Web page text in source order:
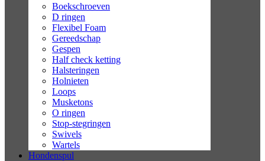
Boekschroeven
D ringen
Flexibel Foam
Gereedschap
Gespen
Half check ketting
Halsteringen
Holnieten
Loops
Musketons
O ringen
Stop-stegringen
Swivels
Wartels
Hondenspul